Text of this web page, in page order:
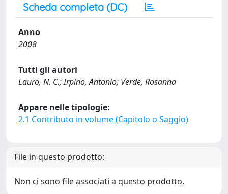
Scheda completa (DC)
Anno
2008
Tutti gli autori
Lauro, N. C.; Irpino, Antonio; Verde, Rosanna
Appare nelle tipologie:
2.1 Contributo in volume (Capitolo o Saggio)
File in questo prodotto:
Non ci sono file associati a questo prodotto.